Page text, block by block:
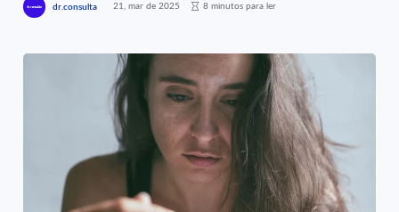
dr.consulta 21, mar de 2025 8 minutos para ler